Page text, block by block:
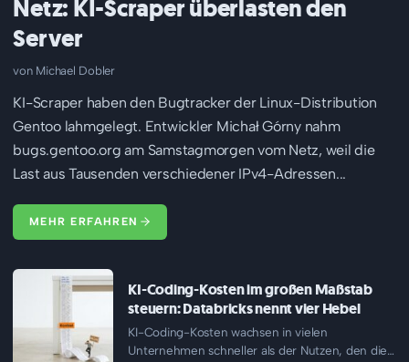
Netz: KI-Scraper überlasten den
Server
Michael Dobler
KI-Scraper haben den Bugtracker der Linux-Distribution
Gentoo lahmgelegt. Entwickler Michał Górny nahm
bugs.gentoo.org am Samstagmorgen vom Netz, weil die
Last aus Tausenden verschiedener IPv4-Adressen...
MEHR ERFAHREN
KI-Coding-Kosten im großen Maßstab
steuern: Databricks nennt vier Hebel
KI-Coding-Kosten wachsen in vielen
Unternehmen schneller als der Nutzen, den die